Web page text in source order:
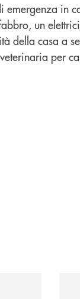
emergenza in
un
della casa a
per